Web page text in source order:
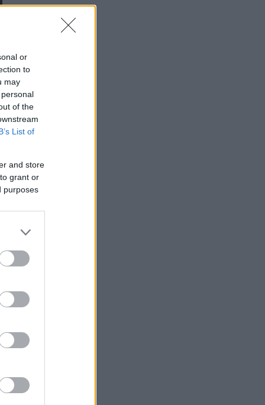
or
to
may
of the
List of
and store
grant or
purposes